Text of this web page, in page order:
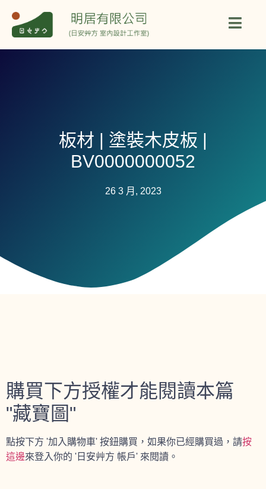
板材 | 塗裝木皮板 |
BV0000000052
26 3 月, 2023
購買下方授權才能閱讀本篇
"藏寶圖"
點按下方 '加入購物車' 按鈕購買，如果你已經購買過，請按
這邊來登入你的 '日安艸方 帳戶' 來閱讀。